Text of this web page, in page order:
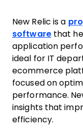
New Relic is a
softwarethat
application
ideal for IT
ecommerce
focused on
performance.
insights that
efficiency.